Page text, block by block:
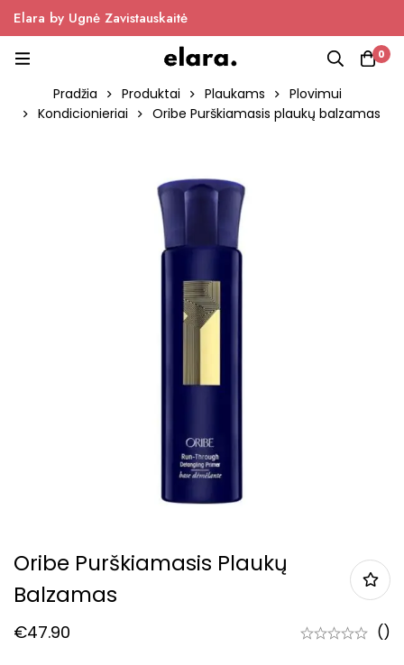
Elara by Ugnė Zavistauskaitė
0
Pradžia Produktai Plaukams
Plovimui
Kondicionieriai
Oribe Purškiamasis plaukų balzamas
Oribe Purškiamasis Plaukų
Balzamas
€47.90 ()